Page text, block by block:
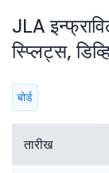
JLA
स्प्लिट्स,
बोर्ड
तारीख